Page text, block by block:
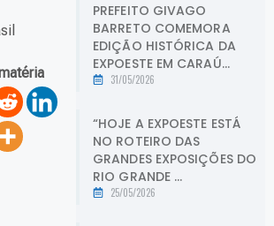
PREFEITO GIVAGO
BARRETO COMEMORA
EDIÇÃO HISTÓRICA DA
EXPOESTE EM CARAÚ...
31/05/2026
“HOJE A EXPOESTE ESTÁ
NO ROTEIRO DAS
GRANDES EXPOSIÇÕES DO
RIO GRANDE ...
25/05/2026